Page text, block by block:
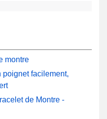
montre
poignet facilement,
de Montre -